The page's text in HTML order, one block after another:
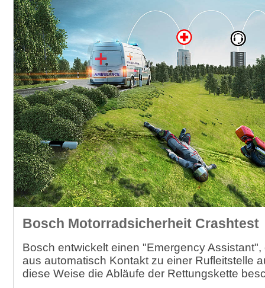
Bosch Motorradsicherheit Crashtest
Bosch entwickelt einen "Emergency Assistant",
aus automatisch Kontakt zu einer Rufleitstelle
diese Weise die Abläufe der Rettungskette